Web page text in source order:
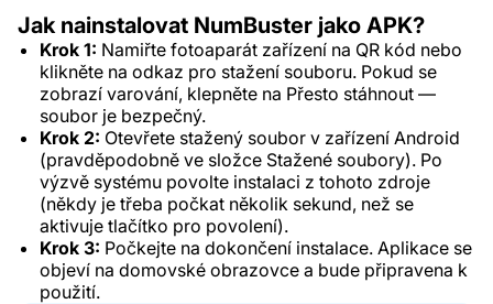
Jak nainstalovat NumBuster jako APK?
Krok 1: Namiřte fotoaparát zařízení na QR kód nebo
klikněte na odkaz pro stažení souboru. Pokud se
zobrazí varování, klepněte na Přesto stáhnout —
soubor je bezpečný.
Krok 2: Otevřete stažený soubor v zařízení Android
(pravděpodobně ve složce Stažené soubory). Po
výzvě systému povolte instalaci z tohoto zdroje
(někdy je třeba počkat několik sekund, než se
aktivuje tlačítko pro povolení).
Krok 3: Počkejte na dokončení instalace. Aplikace se
objeví na domovské obrazovce a bude připravena k
použití.